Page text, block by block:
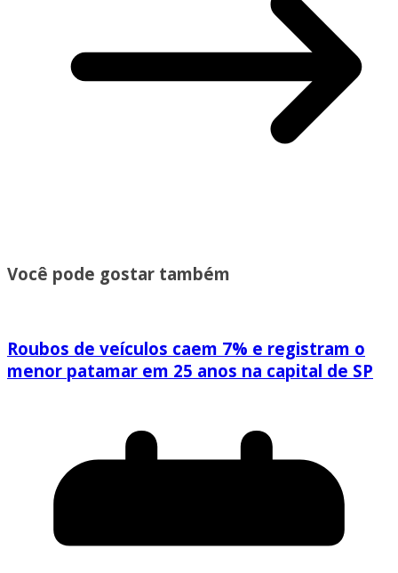
Você pode gostar também
Roubos de veículos caem 7% e registram o
menor patamar em 25 anos na capital de SP